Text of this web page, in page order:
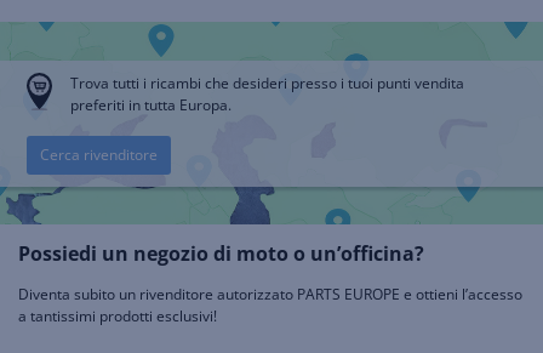
Trova tutti i ricambi che desideri presso i tuoi punti vendita
preferiti in tutta Europa.
Cerca rivenditore
Possiedi un negozio di moto o un’officina?
Diventa subito un rivenditore autorizzato PARTS EUROPE e ottieni l’accesso
a tantissimi prodotti esclusivi!